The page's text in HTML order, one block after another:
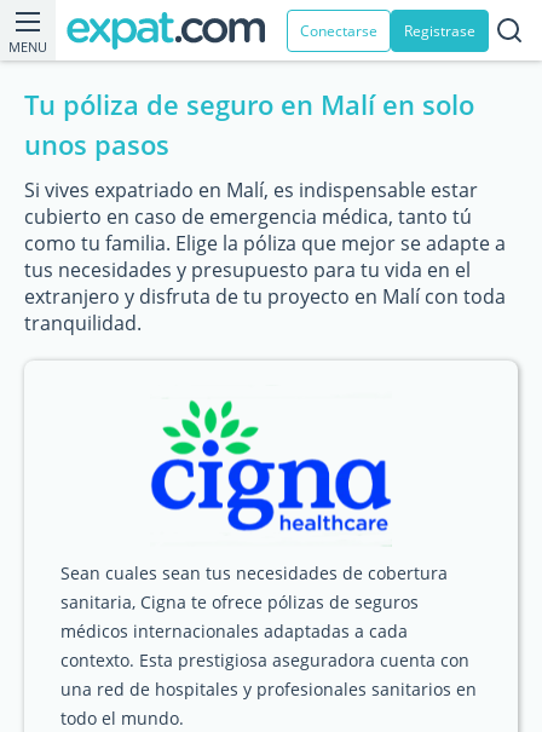
MENU
Conectarse Registrase
Tu póliza de seguro en Malí en solo
unos pasos
Si vives expatriado en Malí, es indispensable estar
cubierto en caso de emergencia médica, tanto tú
como tu familia. Elige la póliza que mejor se adapte a
tus necesidades y presupuesto para tu vida en el
extranjero y disfruta de tu proyecto en Malí con toda
tranquilidad.
Sean cuales sean tus necesidades de cobertura
sanitaria, Cigna te ofrece pólizas de seguros
médicos internacionales adaptadas a cada
contexto. Esta prestigiosa aseguradora cuenta con
una red de hospitales y profesionales sanitarios en
todo el mundo.